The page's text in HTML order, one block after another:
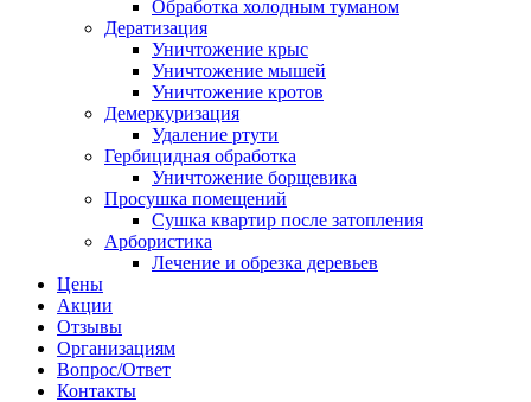
Обработка холодным туманом
Дератизация
Уничтожение крыс
Уничтожение мышей
Уничтожение кротов
Демеркуризация
Удаление ртути
Гербицидная обработка
Уничтожение борщевика
Просушка помещений
Сушка квартир после затопления
Арбористика
Лечение и обрезка деревьев
Цены
Акции
Отзывы
Организациям
Вопрос/Ответ
Контакты